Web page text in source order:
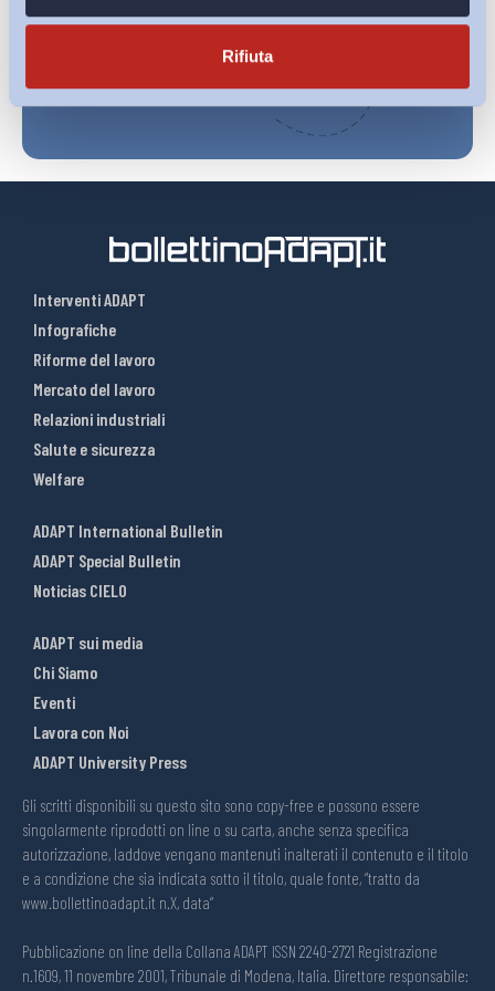
Rifiuta
Interventi ADAPT
Infografiche
Riforme del lavoro
Mercato del lavoro
Relazioni industriali
Salute e sicurezza
Welfare
ADAPT International Bulletin
ADAPT Special Bulletin
Noticias CIELO
ADAPT sui media
Chi Siamo
Eventi
Lavora con Noi
ADAPT University Press
Gli scritti disponibili su questo sito sono copy-free e possono essere
singolarmente riprodotti on line o su carta, anche senza specifica
autorizzazione, laddove vengano mantenuti inalterati il contenuto e il titolo
e a condizione che sia indicata sotto il titolo, quale fonte, “tratto da
www.bollettinoadapt.it n.X, data“
Pubblicazione on line della Collana ADAPT ISSN 2240-2721 Registrazione
n.1609, 11 novembre 2001, Tribunale di Modena, Italia. Direttore responsabile: